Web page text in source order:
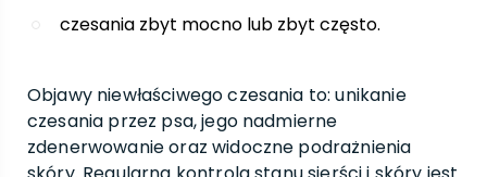
czesania zbyt mocno lub zbyt często.
Objawy niewłaściwego czesania to: unikanie
czesania przez psa, jego nadmierne
zdenerwowanie oraz widoczne podrażnienia